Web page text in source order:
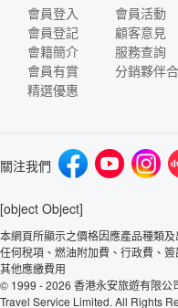
會員登入
會員登記
會籍簡介
會員有賞
精選優惠
會員活動
顧客意見
服務查詢
分銷夥伴
關注我們
[object Object]
本網頁所顯示之價格因應產品種類
任何稅項、燃油附加費、行政費、
其他應繳費用
© 1999 - 2026 香港永安旅遊有限公
Travel Service Limited. All Rights